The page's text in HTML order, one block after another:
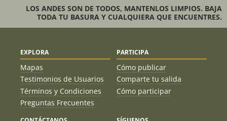
06/04/19 Fernando González
09/02/19 Pedro Jara Flores
12/08/18 Cristobal Astaburuaga
06/05/18 Cristian Cordero Jimenez
11/03/18 Romina Varela
LOS ANDES SON DE TODOS, MANTENLOS LIMPIOS. BAJA
TODA TU BASURA Y CUALQUIERA QUE ENCUENTRES.
EXPLORA
Mapas
Testimonios de Usuarios
Términos y Condiciones
Preguntas Frecuentes
PARTICIPA
Cómo publicar
Comparte tu salida
Cómo participar